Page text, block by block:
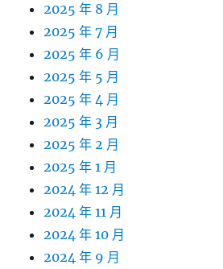
2025 年 8 月
2025 年 7 月
2025 年 6 月
2025 年 5 月
2025 年 4 月
2025 年 3 月
2025 年 2 月
2025 年 1 月
2024 年 12 月
2024 年 11 月
2024 年 10 月
2024 年 9 月